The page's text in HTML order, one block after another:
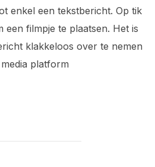
enkel een tekstbericht. Op tik
filmpje te plaatsen. Het is
klakkeloos over te nemen
platform